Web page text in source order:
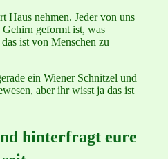
Haus nehmen. Jeder von uns
geformt ist, was
ist von Menschen zu
ein Wiener Schnitzel und
aber ihr wisst ja das ist
hinterfragt eure